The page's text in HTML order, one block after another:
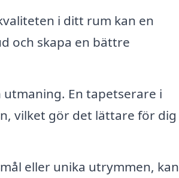
i ditt rum kan en
och skapa en bättre
En tapetserare i
vilket gör det lättare för dig
eller unika utrymmen, kan